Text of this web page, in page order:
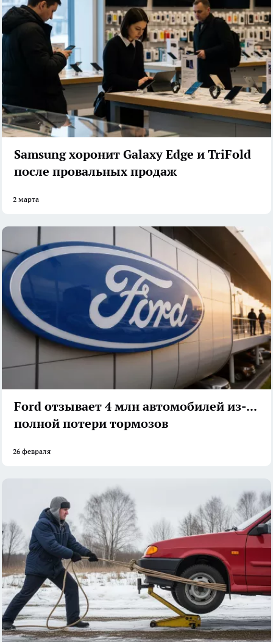
Samsung хоронит Galaxy Edge и TriFold
после провальных продаж
2 марта
Ford отзывает 4 млн автомобилей из-за
полной потери тормозов
26 февраля